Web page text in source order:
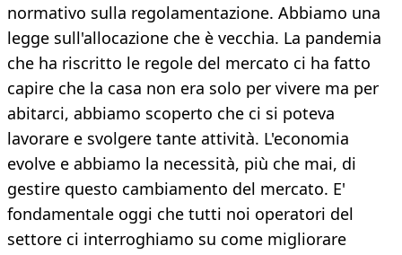
normativo sulla regolamentazione. Abbiamo una
legge sull'allocazione che è vecchia. La pandemia
che ha riscritto le regole del mercato ci ha fatto
capire che la casa non era solo per vivere ma per
abitarci, abbiamo scoperto che ci si poteva
lavorare e svolgere tante attività. L'economia
evolve e abbiamo la necessità, più che mai, di
gestire questo cambiamento del mercato. E'
fondamentale oggi che tutti noi operatori del
settore ci interroghiamo su come migliorare